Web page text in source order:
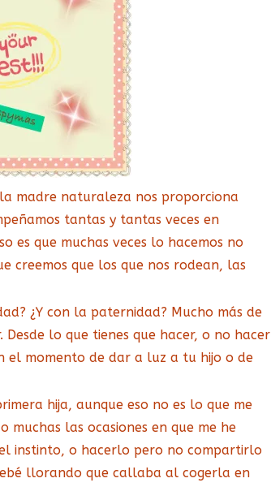
madre naturaleza nos proporciona
tantas y tantas veces en
es que muchas veces lo hacemos no
creemos que los que nos rodean, las
¿Y con la paternidad? Mucho más de
lo que tienes que hacer, o no hacer
el momento de dar a luz a tu hijo o de
hija, aunque eso no es lo que me
muchas las ocasiones en que me he
instinto, o hacerlo pero no compartirlo
llorando que callaba al cogerla en